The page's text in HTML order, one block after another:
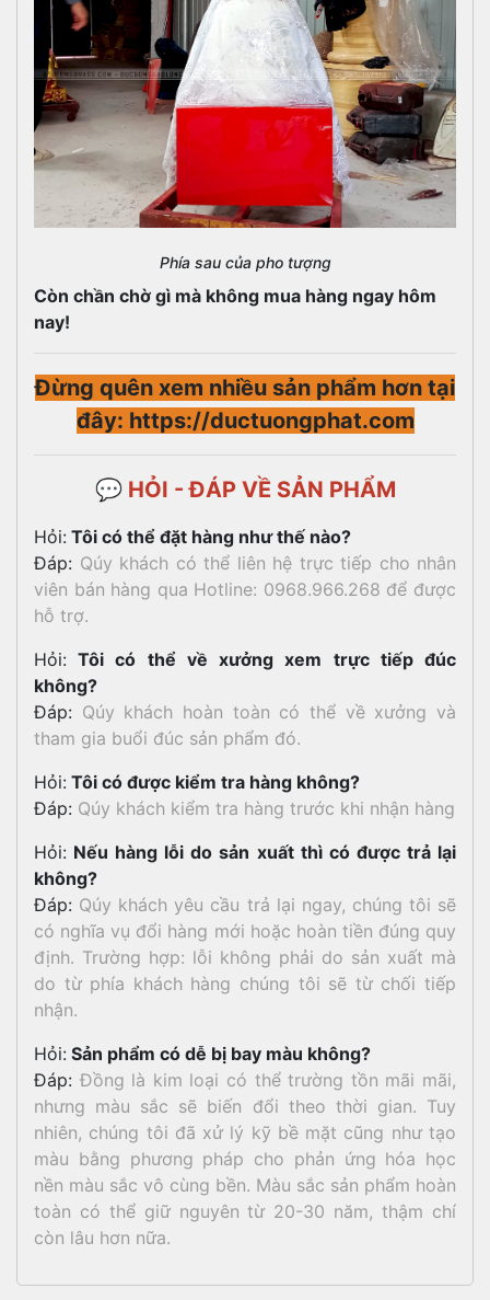
Phía sau của pho tượng
Còn chần chờ gì mà không mua hàng ngay hôm
nay!
Đừng quên xem nhiều sản phẩm hơn tại
đây: https://ductuongphat.com
💬 HỎI - ĐÁP VỀ SẢN PHẨM
Hỏi: Tôi có thể đặt hàng như thế nào?
Đáp: Qúy khách có thể liên hệ trực tiếp cho nhân
viên bán hàng qua Hotline: 0968.966.268 để được
hỗ trợ.
Hỏi: Tôi có thể về xưởng xem trực tiếp đúc
không?
Đáp: Qúy khách hoàn toàn có thể về xưởng và
tham gia buổi đúc sản phẩm đó.
Hỏi: Tôi có được kiểm tra hàng không?
Đáp: Qúy khách kiểm tra hàng trước khi nhận hàng
Hỏi: Nếu hàng lỗi do sản xuất thì có được trả lại
không?
Đáp: Qúy khách yêu cầu trả lại ngay, chúng tôi sẽ
có nghĩa vụ đổi hàng mới hoặc hoàn tiền đúng quy
định. Trường hợp: lỗi không phải do sản xuất mà
do từ phía khách hàng chúng tôi sẽ từ chối tiếp
nhận.
Hỏi: Sản phẩm có dễ bị bay màu không?
Đáp: Đồng là kim loại có thể trường tồn mãi mãi,
nhưng màu sắc sẽ biến đổi theo thời gian. Tuy
nhiên, chúng tôi đã xử lý kỹ bề mặt cũng như tạo
màu bằng phương pháp cho phản ứng hóa học
nền màu sắc vô cùng bền. Màu sắc sản phẩm hoàn
toàn có thể giữ nguyên từ 20-30 năm, thậm chí
còn lâu hơn nữa.